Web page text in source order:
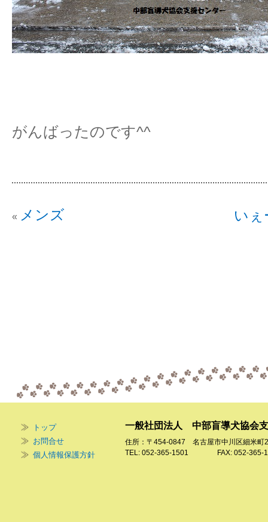
がんばったのです^^
« メンズ いぇ
トップ
お問合せ
個人情報保護方針
一般社団法人 中部盲導犬協会
住所：〒454-0847 名古屋市中川区細米町
TEL: 052-365-1501 FAX: 052-365-